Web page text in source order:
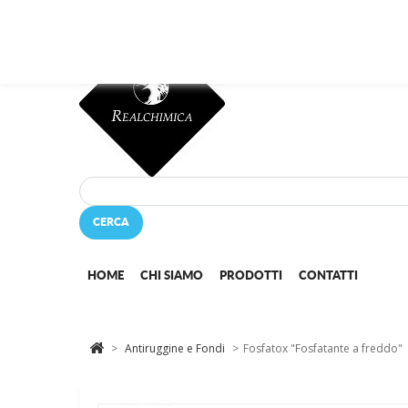
CERCA
HOME CHI SIAMO PRODOTTI CONTATTI
> Antiruggine e Fondi > Fosfatox "Fosfatante a freddo"